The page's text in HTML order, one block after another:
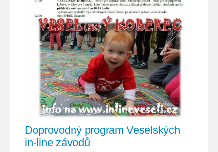
Doprovodný program Veselských
in-line závodů